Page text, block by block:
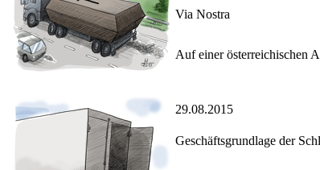
Via Nostra
Auf einer österreichischen
29.08.2015
Geschäftsgrundlage der